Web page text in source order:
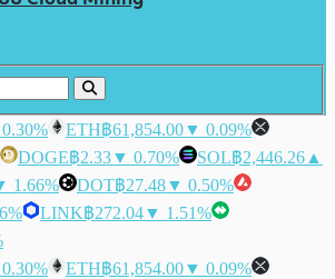
ETH฿61,854.00▼ 0.09%
DOGE฿2.33▼ 0.70% SOL฿2,446.26 ▲
1.66% DOT฿27.48▼ 0.50%
LINK฿272.04▼ 1.51%
ETH฿61,854.00▼ 0.09%